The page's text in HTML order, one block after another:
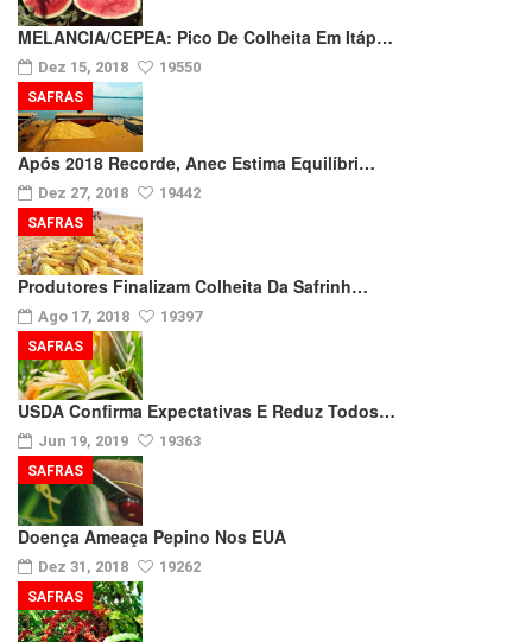
MELANCIA/CEPEA: Pico De Colheita Em Itáp…
Dez 15, 2018 19550
Após 2018 Recorde, Anec Estima Equilíbri…
Dez 27, 2018 19442
SAFRAS
Produtores Finalizam Colheita Da Safrinh…
Ago 17, 2018 19397
SAFRAS
USDA Confirma Expectativas E Reduz Todos…
Jun 19, 2019 19363
SAFRAS
Doença Ameaça Pepino Nos EUA
Dez 31, 2018 19262
SAFRAS
SAFRAS